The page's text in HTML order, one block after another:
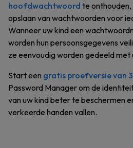
hoofdwachtwoord te
opslaan van wachtwoorden voor
Wanneer uw kind een
worden hun persoonsgegevens
ze eenvoudig worden gedeeld
Start een gratis proefversie van
Password Manager om de
van uw kind beter te beschermen
verkeerde handen vallen.